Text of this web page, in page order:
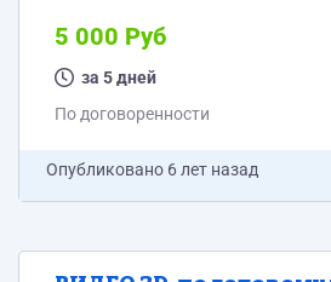
5 000 Руб
за 5 дней
По договоренности
Опубликовано 6 лет назад